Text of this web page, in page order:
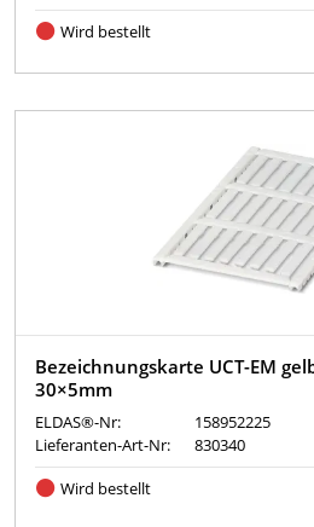
Wird bestellt
Bezeichnungskarte UCT-EM
30×5mm
ELDAS®-Nr:
158952225
Lieferanten-Art-Nr:
830340
Wird bestellt